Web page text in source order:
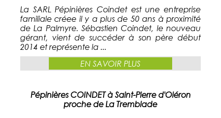
La SARL Pépinières Coindet est une entreprise
familiale créee il y a plus de 50 ans à proximité
de La Palmyre. Sébastien Coindet, le nouveau
gérant, vient de succéder à son père début
2014 et représente la ...
EN SAVOIR PLUS
Pépinières COINDET à Saint-Pierre d'Oléron
proche de La Tremblade